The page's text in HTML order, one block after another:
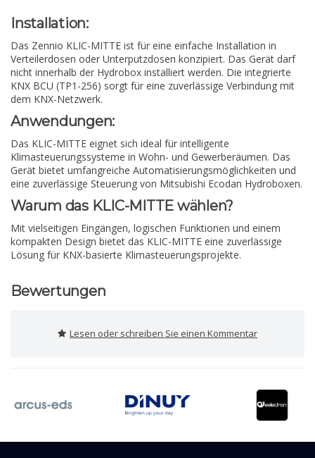
Installation:
Das Zennio KLIC-MITTE ist für eine einfache Installation in
Verteilerdosen oder Unterputzdosen konzipiert. Das Gerät darf
nicht innerhalb der Hydrobox installiert werden. Die integrierte
KNX BCU (TP1-256) sorgt für eine zuverlässige Verbindung mit
dem KNX-Netzwerk.
Anwendungen:
Das KLIC-MITTE eignet sich ideal für intelligente
Klimasteuerungssysteme in Wohn- und Gewerberäumen. Das
Gerät bietet umfangreiche Automatisierungsmöglichkeiten und
eine zuverlässige Steuerung von Mitsubishi Ecodan Hydroboxen.
Warum das KLIC-MITTE wählen?
Mit vielseitigen Eingängen, logischen Funktionen und einem
kompakten Design bietet das KLIC-MITTE eine zuverlässige
Lösung für KNX-basierte Klimasteuerungsprojekte.
Bewertungen
Lesen oder schreiben Sie einen Kommentar